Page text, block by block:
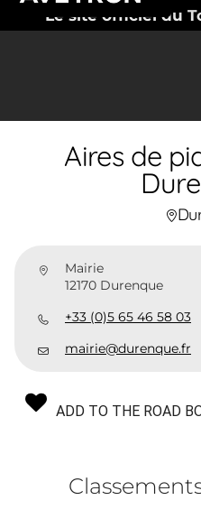
Le site officiel du
Aires de
Mairie
12170 Durenque
+33 (0)5 65 46 58 03
mairie@durenque.fr
ADD TO THE ROAD